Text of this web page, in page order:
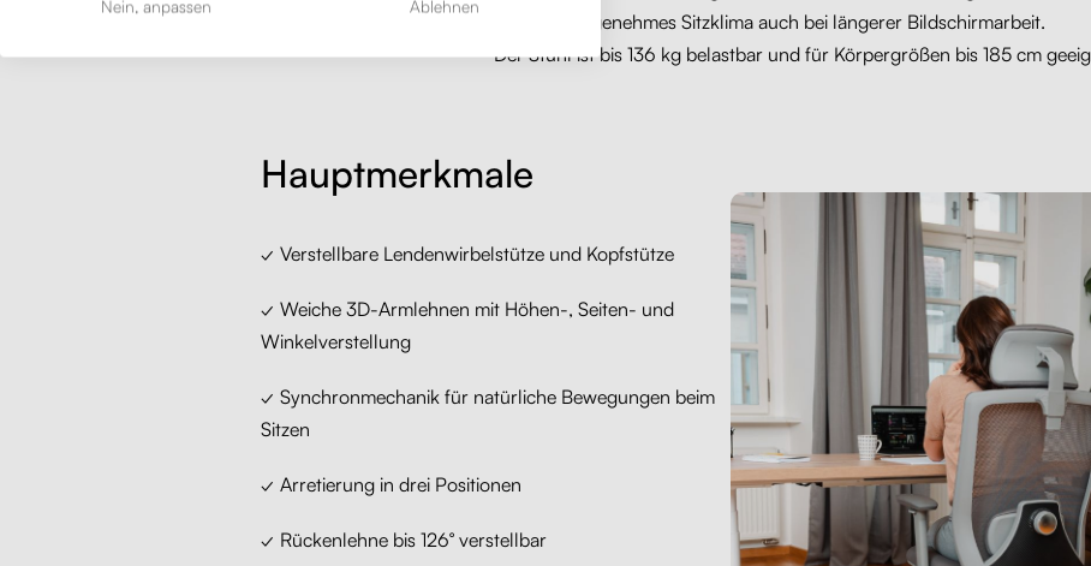
angenehmes Sitzklima auch bei längerer Bildschirmarbeit.
Der Stuhl ist bis 136 kg belastbar und für Körpergrößen bis 185 cm
Hauptmerkmale
✓ Verstellbare Lendenwirbelstütze und Kopfstütze
✓ Weiche 3D-Armlehnen mit Höhen-, Seiten- und
Winkelverstellung
✓ Synchronmechanik für natürliche Bewegungen beim
Sitzen
✓ Arretierung in drei Positionen
✓ Rückenlehne bis 126° verstellbar
Nein, anpassen Ablehnen